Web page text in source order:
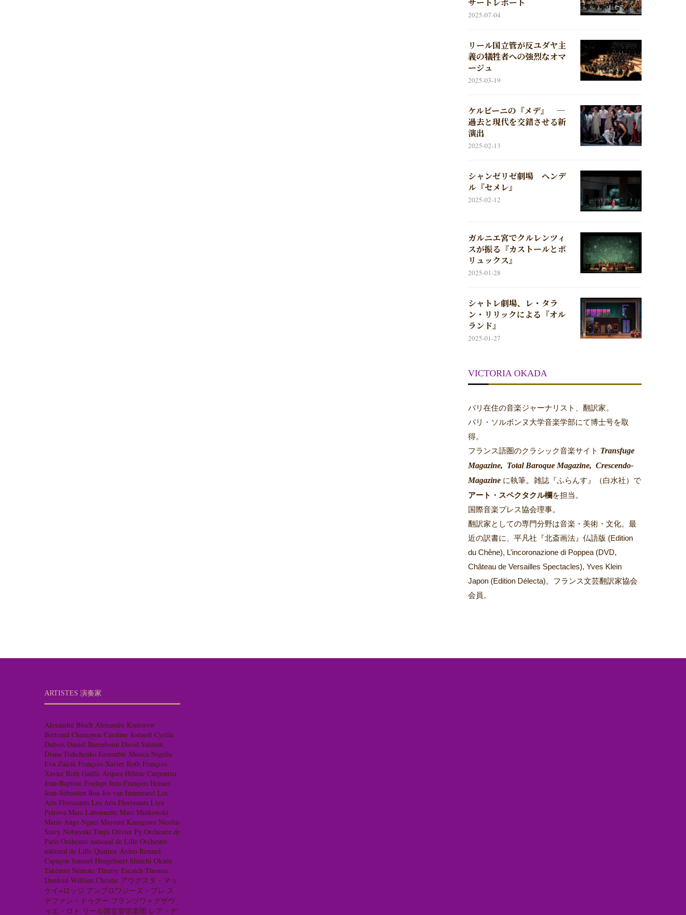
2025-07-04
リール国立管が反ユダヤ主
義の犠牲者への強烈なオマ
ージュ
2025-03-19
ケルビーニの『メデ』 ─
過去と現代を交錯させる新
演出
2025-02-13
シャンゼリゼ劇場 ヘンデ
ル『セメレ』
2025-02-12
ガルニエ宮でクルレンツィ
スが振る『カストールとポ
リュックス』
2025-01-28
シャトレ劇場、レ・タラ
ン・リリックによる『オル
ランド』
2025-01-27
VICTORIA OKADA
パリ在住の音楽ジャーナリスト、翻訳家。
パリ・ソルボンヌ大学音楽学部にて博士号を取
得。
フランス語圏のクラシック音楽サイト Transfuge
Magazine, Total Baroque Magazine, Crescendo-
Magazine に執筆。 雑誌『ふらんす』（白水社）で
アート・スペクタクル欄を担当。
国際音楽プレス協会理事。
翻訳家としての専門分野は音楽・美術・文化。最
近の訳書に、平凡社『北斎画法』仏語版 (Edition
du Chêne), L’incoronazione di Poppea (DVD,
Château de Versailles Spectacles), Yves Klein
Japon (Edition Délecta)。フランス文芸翻訳家協会
会員。
ARTISTES 演奏家
Alexandre Bloch Alexandre Kantorow
Bertrand Chamayou Caroline Jestaedt Cyrille
Dubois Daniel Barenboim David Salmon
Diana Tishchenko Ensemble Musica Nigella
Eva Zaïcik François-Xavier Roth François-
Xavier Roth Gaëlle Arquez Hélène Carpentier
Jean-Baptiste Fonlupt Jean-François Heisser
Jean-Sébastien Bou Jos van Immerseel Les
Arts Florissants Les Arts Florissants Liya
Petrova Marc Labonnette Marc Minkowski
Marie-Ange Nguci Mayumi Kanagawa Nicolas
Stavy Nobuyuki Tsujii Olivier Py Orchestre de
Paris Orchestre national de Lille Orchestre
national de Lille Quatuor Ardeo Renaud
Capuçon Samuel Hengebaert Shuichi Okada
Takénori Némoto Thierry Escaich Thomas
Dunford William Christie アウグスタ・マッ
ケイ=ロッジ アンブロワジーヌ・ブレ ス
テファン・ドゥグー フランソワ＝グザヴ
ィエ・ロト リール国立管弦楽団 レア・デ